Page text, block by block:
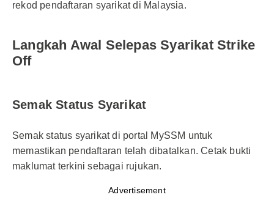
rekod pendaftaran syarikat di Malaysia.
Langkah Awal Selepas Syarikat Strike
Off
Semak Status Syarikat
Semak status syarikat di portal MySSM untuk
memastikan pendaftaran telah dibatalkan. Cetak bukti
maklumat terkini sebagai rujukan.
Advertisement